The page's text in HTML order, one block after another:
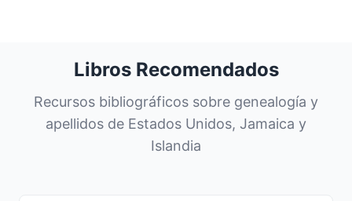
Libros Recomendados
Recursos bibliográficos sobre genealogía y
apellidos de Estados Unidos, Jamaica y
Islandia